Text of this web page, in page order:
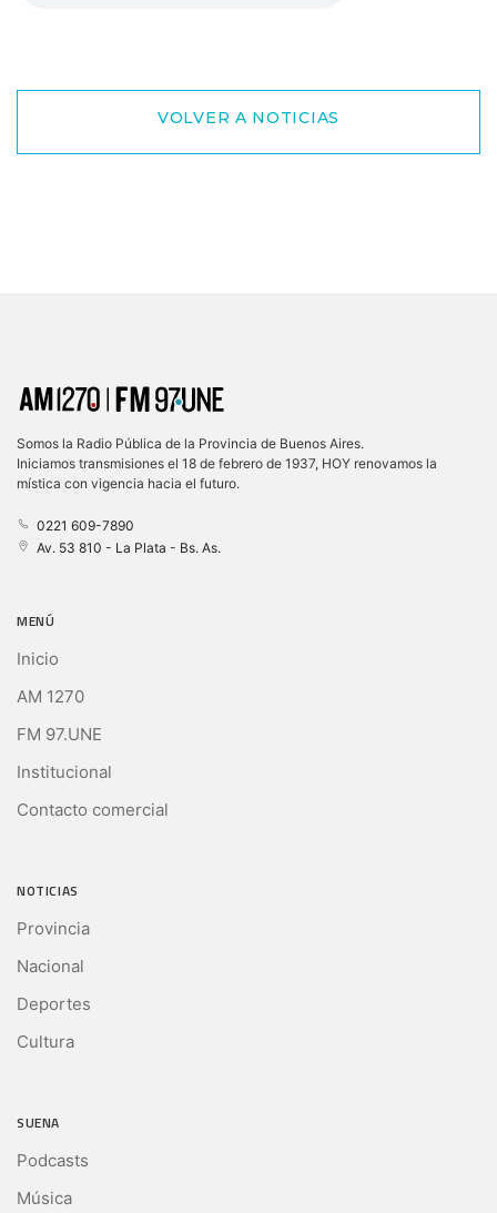
VOLVER A NOTICIAS
Somos la Radio Pública de la Provincia de Buenos Aires.
Iniciamos transmisiones el 18 de febrero de 1937, HOY renovamos la
mística con vigencia hacia el futuro.
0221 609-7890
Av. 53 810 - La Plata - Bs. As.
MENÚ
Inicio
AM 1270
FM 97.UNE
Institucional
Contacto comercial
NOTICIAS
Provincia
Nacional
Deportes
Cultura
SUENA
Podcasts
Música